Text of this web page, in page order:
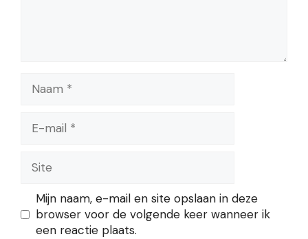
mail
Mijn naam, e-mail en site opslaan in deze
browser voor de volgende keer wanneer ik
een reactie plaats.